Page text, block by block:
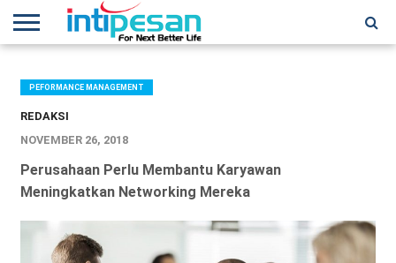
NEWS
CONFERENCES
TRAINING
IPSHOW
EVENT
IP
NETWORK
MORE
PEFORMANCE MANAGEMENT
REDAKSI
NOVEMBER 26, 2018
Perusahaan Perlu Membantu Karyawan
Meningkatkan Networking Mereka